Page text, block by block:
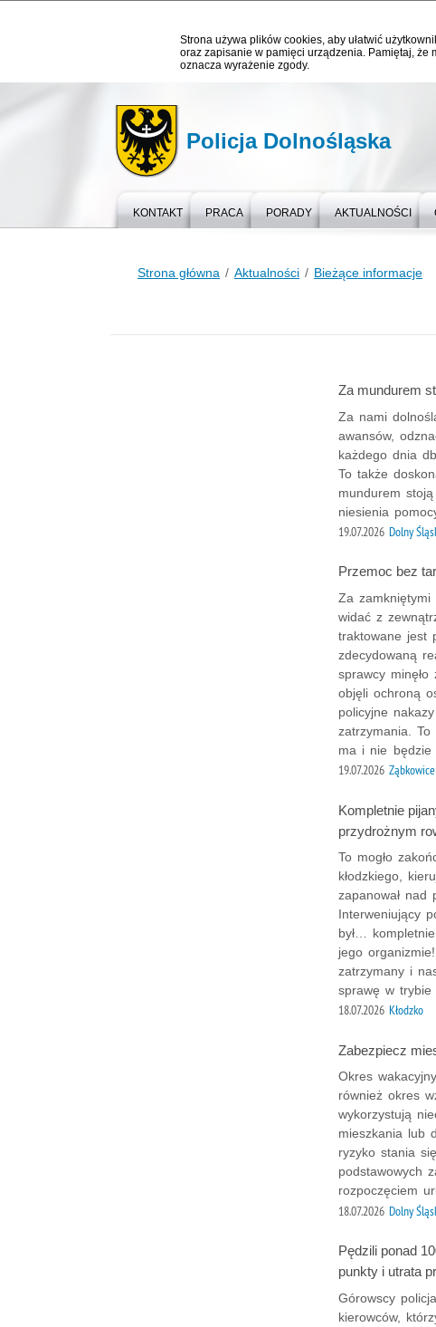
Strona używa plików cookies, aby ułatwić
oraz zapisanie w pamięci urządzenia. Pamiętaj,
oznacza wyrażenie zgody.
Policja Dolnośląska
KONTAKT PRACA PORADY AKTUALNOŚCI
Strona główna Aktualności Bieżące informacje
Za mundurem
Za nami
awansów,
każdego dnia
To także
mundurem
niesienia
19.07.2026 Dolny
Przemoc bez
Za
widać z
traktowane jest
zdecydowaną
sprawcy
objęli ochroną
policyjne
zatrzymania.
ma i nie będzie
19.07.2026
Kompletnie
przydrożnym
To mogło
kłodzkiego,
zapanował nad
Interweniujący
był…
jego
zatrzymany i
sprawę w trybie
18.07.2026 Kłodzko
Zabezpiecz
Okres
również okres
wykorzystują
mieszkania lub
ryzyko stania
podstawowych
rozpoczęciem
18.07.2026 Dolny
Pędzili ponad
punkty i utrata
Górowscy
kierowców,